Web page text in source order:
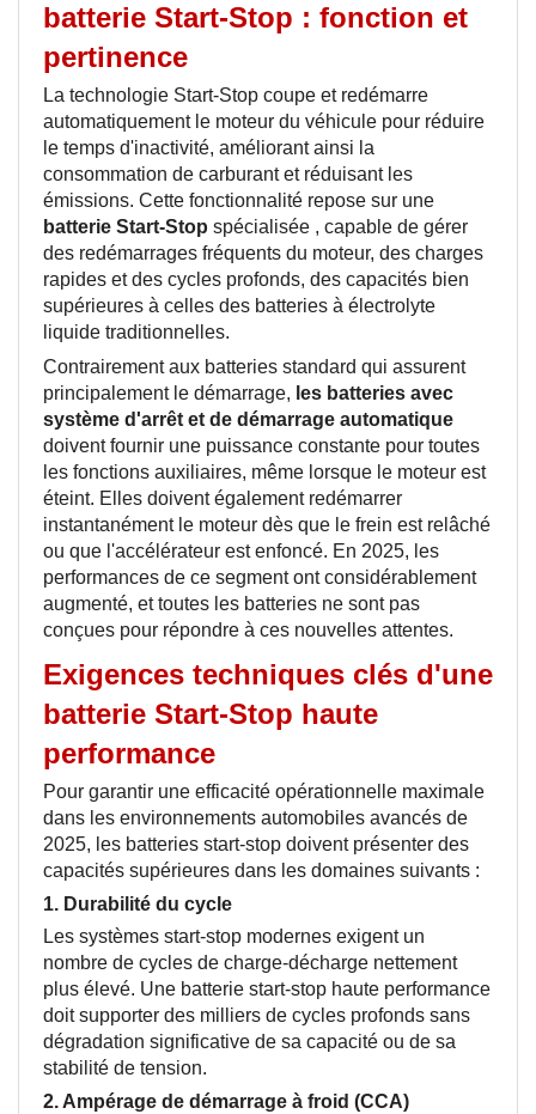
batterie Start-Stop : fonction et
pertinence
La technologie Start-Stop coupe et redémarre
automatiquement le moteur du véhicule pour réduire
le temps d'inactivité, améliorant ainsi la
consommation de carburant et réduisant les
émissions. Cette fonctionnalité repose sur une
batterie Start-Stop spécialisée , capable de gérer
des redémarrages fréquents du moteur, des charges
rapides et des cycles profonds, des capacités bien
supérieures à celles des batteries à électrolyte
liquide traditionnelles.
Contrairement aux batteries standard qui assurent
principalement le démarrage, les batteries avec
système d'arrêt et de démarrage automatique
doivent fournir une puissance constante pour toutes
les fonctions auxiliaires, même lorsque le moteur est
éteint. Elles doivent également redémarrer
instantanément le moteur dès que le frein est relâché
ou que l'accélérateur est enfoncé. En 2025, les
performances de ce segment ont considérablement
augmenté, et toutes les batteries ne sont pas
conçues pour répondre à ces nouvelles attentes.
Exigences techniques clés d'une
batterie Start-Stop haute
performance
Pour garantir une efficacité opérationnelle maximale
dans les environnements automobiles avancés de
2025, les batteries start-stop doivent présenter des
capacités supérieures dans les domaines suivants :
1. Durabilité du cycle
Les systèmes start-stop modernes exigent un
nombre de cycles de charge-décharge nettement
plus élevé. Une batterie start-stop haute performance
doit supporter des milliers de cycles profonds sans
dégradation significative de sa capacité ou de sa
stabilité de tension.
2.Ampérage de démarrage à froid (CCA)